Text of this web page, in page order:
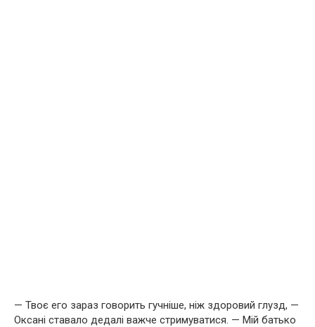
— Твоє его зараз говорить гучніше, ніж здоровий глузд, —
Оксані ставало дедалі важче стримуватися. — Мій батько